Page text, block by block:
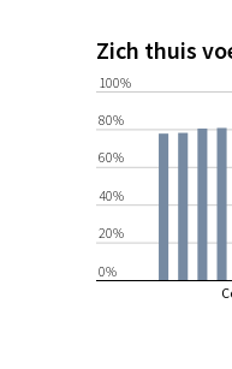
Zich thuis
0%
20%
40%
60%
80%
100%